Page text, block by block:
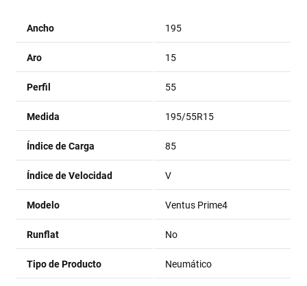
Ancho 195
Aro 15
Perfil 55
Medida 195/55R15
Índice de Carga 85
Índice de Velocidad V
Modelo Ventus Prime4
Runflat No
Tipo de Producto Neumático